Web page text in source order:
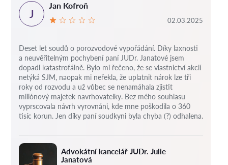
Advokátní kancelář JUDr. Julie
Janatová
J
Jan Kofroň
02.03.2025
Deset let soudů o porozvodové vypořádání. Díky laxnosti
a neuvěřitelným pochybení paní JUDr. Janatové jsem
dopadl katastrofálně. Bylo mi řečeno, že se vlastnictví akcií
netýká SJM, naopak mi neřekla, že uplatnit nárok lze tři
roky od rozvodu a už vůbec se nenamáhala zjistit
miliónový majetek navrhovatelky. Bez mého souhlasu
vyprscovala návrh vyrovnáni, kde mne poškodila o 360
tisíc korun. Jen díky paní soudkyni byla chyba (?) odhalena.